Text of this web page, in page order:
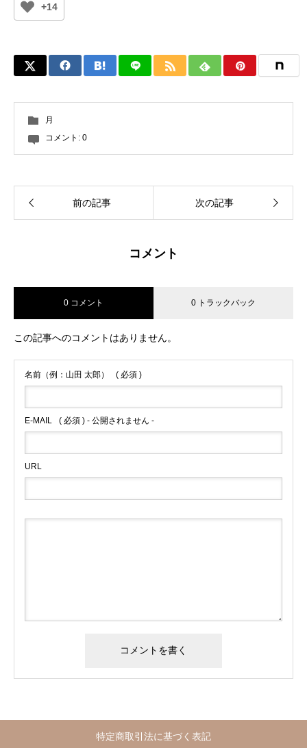
+14
月
コメント: 0
前の記事 次の記事
コメント
0 コメント 0 トラックバック
この記事へのコメントはありません。
名前（例：山田 太郎） ( 必須 )
E-MAIL ( 必須 ) - 公開されません -
URL
特定商取引法に基づく表記